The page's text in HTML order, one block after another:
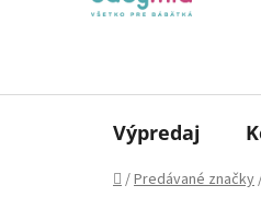
Výpredaj
Domov
/Predávané značky